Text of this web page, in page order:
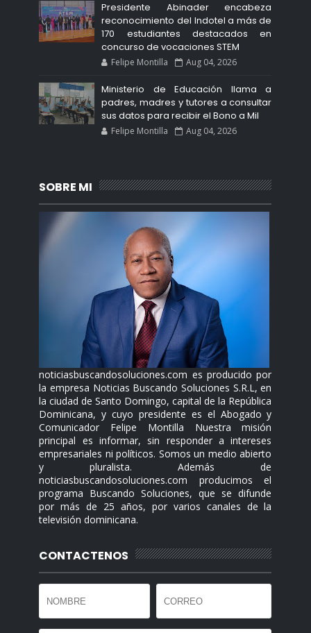
Presidente Abinader encabeza
reconocimiento del Indotel a más de
170 estudiantes destacados en
concurso de vocaciones STEM
Felipe Montilla Aug 04, 2026
Ministerio de Educación llama a
padres, madres y tutores a consultar
sus datos para recibir el Bono a Mil
Felipe Montilla Aug 04, 2026
SOBRE MI
noticiasbuscandosoluciones.com es producido por
la empresa Noticias Buscando Soluciones S.R.L, en
la ciudad de Santo Domingo, capital de la República
Dominicana, y cuyo presidente es el Abogado y
Comunicador Felipe Montilla Nuestra misión
principal es informar, sin responder a intereses
empresariales ni políticos. Somos un medio abierto
y pluralista. Además de
noticiasbuscandosoluciones.com producimos el
programa Buscando Soluciones, que se difunde
por más de 25 años, por varios canales de la
televisión dominicana.
CONTACTENOS